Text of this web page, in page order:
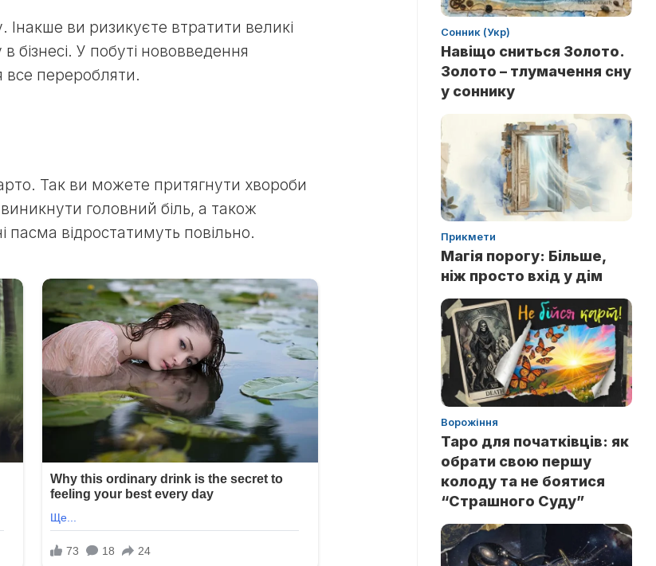
ви ризикуєте втратити великі
бізнесі. У побуті нововведення
все переробляти.
Так ви можете притягнути хвороби
головний біль, а також
пасма відростатимуть повільно.
Сонник (Укр)
Навіщо сниться Золото.
Золото – тлумачення сну
у соннику
Прикмети
Магія порогу: Більше,
ніж просто вхід у дім
Ворожіння
Таро для початківців: як
обрати свою першу
колоду та не боятися
“Страшного Суду”